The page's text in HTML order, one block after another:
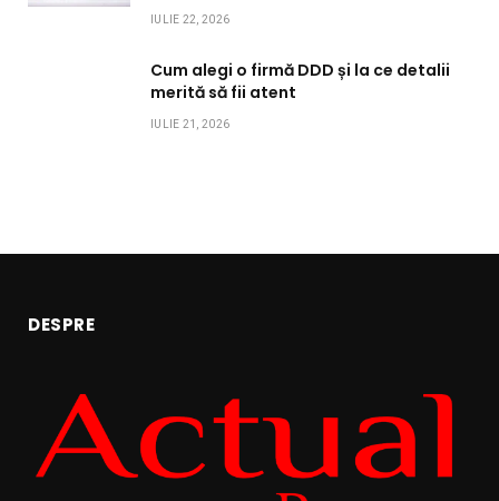
IULIE 22, 2026
Cum alegi o firmă DDD și la ce detalii
merită să fii atent
IULIE 21, 2026
DESPRE